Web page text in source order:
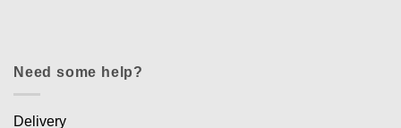
Need some help?
Delivery